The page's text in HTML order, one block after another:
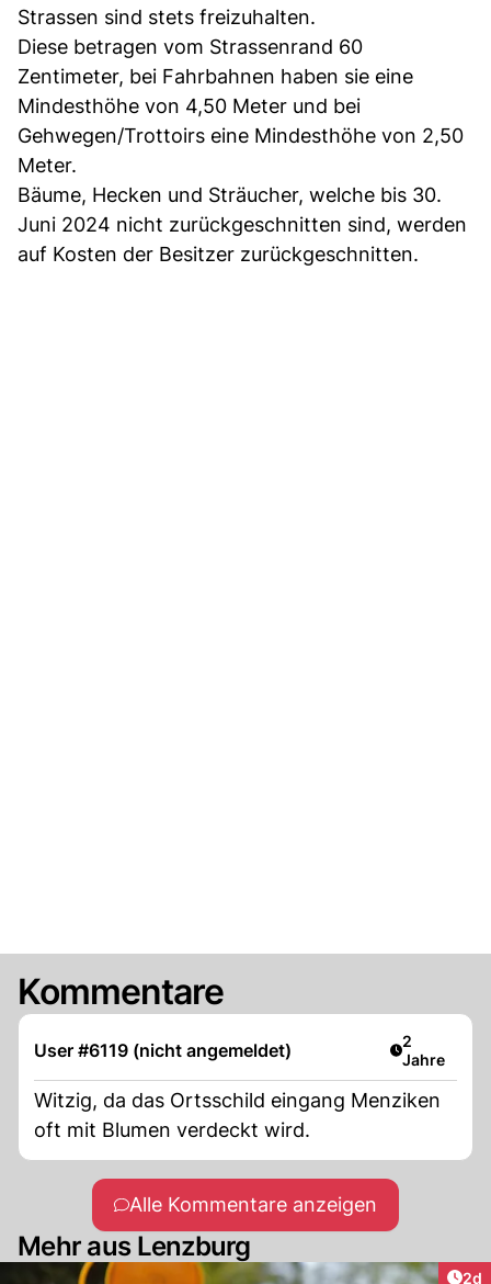
Strassen sind stets freizuhalten.
Diese betragen vom Strassenrand 60
Zentimeter, bei Fahrbahnen haben sie eine
Mindesthöhe von 4,50 Meter und bei
Gehwegen/Trottoirs eine Mindesthöhe von 2,50
Meter.
Bäume, Hecken und Sträucher, welche bis 30.
Juni 2024 nicht zurückgeschnitten sind, werden
auf Kosten der Besitzer zurückgeschnitten.
Kommentare
User #6119 (nicht angemeldet) Artikel
2
Jahre
Witzig, da das Ortsschild eingang Menziken
oft mit Blumen verdeckt wird.
Alle Kommentare anzeigen
Mehr aus Lenzburg
2d